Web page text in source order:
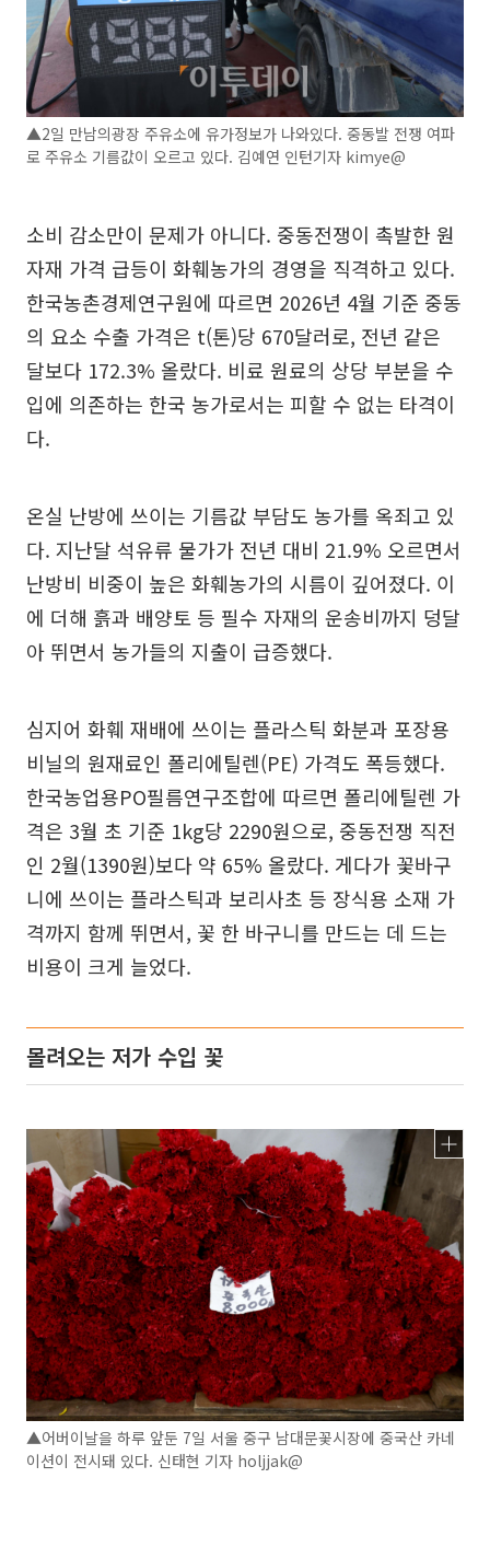
▲2일 만남의광장 주유소에 유가정보가 나와있다. 중동발 전쟁 여파
로 주유소 기름값이 오르고 있다. 김예연 인턴기자 kimye@
소비 감소만이 문제가 아니다. 중동전쟁이 촉발한 원
자재 가격 급등이 화훼농가의 경영을 직격하고 있다.
한국농촌경제연구원에 따르면 2026년 4월 기준 중동
의 요소 수출 가격은 t(톤)당 670달러로, 전년 같은
달보다 172.3% 올랐다. 비료 원료의 상당 부분을 수
입에 의존하는 한국 농가로서는 피할 수 없는 타격이
다.
온실 난방에 쓰이는 기름값 부담도 농가를 옥죄고 있
다. 지난달 석유류 물가가 전년 대비 21.9% 오르면서
난방비 비중이 높은 화훼농가의 시름이 깊어졌다. 이
에 더해 흙과 배양토 등 필수 자재의 운송비까지 덩달
아 뛰면서 농가들의 지출이 급증했다.
심지어 화훼 재배에 쓰이는 플라스틱 화분과 포장용
비닐의 원재료인 폴리에틸렌(PE) 가격도 폭등했다.
한국농업용PO필름연구조합에 따르면 폴리에틸렌 가
격은 3월 초 기준 1kg당 2290원으로, 중동전쟁 직전
인 2월(1390원)보다 약 65% 올랐다. 게다가 꽃바구
니에 쓰이는 플라스틱과 보리사초 등 장식용 소재 가
격까지 함께 뛰면서, 꽃 한 바구니를 만드는 데 드는
비용이 크게 늘었다.
몰려오는 저가 수입 꽃
▲어버이날을 하루 앞둔 7일 서울 중구 남대문꽃시장에 중국산 카네
이션이 전시돼 있다. 신태현 기자 holjjak@